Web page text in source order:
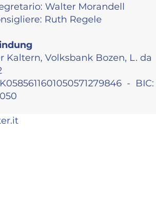
Walter Morandell
Ruth Regele
Kaltern, Volksbank Bozen, L. da
- BIC: